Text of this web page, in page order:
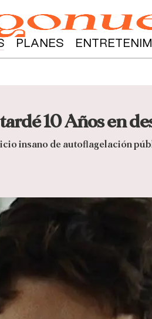
PLANES
10 Años en
insano de autoflagelación